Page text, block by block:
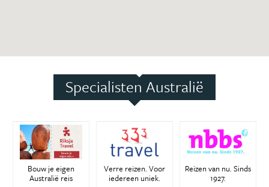
Specialisten Australië
Bouw je eigen
Australië reis
Verre reizen. Voor
iedereen uniek.
Reizen van nu. Sinds
1927.